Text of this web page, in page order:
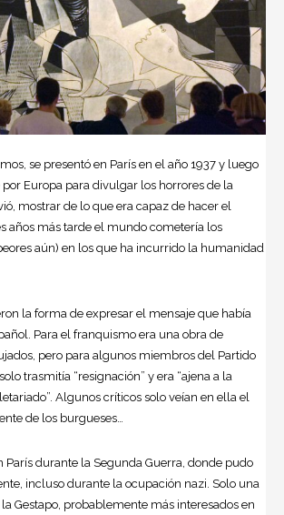
se presentó en París en el año 1937 y luego
Europa para divulgar los horrores de la
mostrar de lo que era capaz de hacer el
años más tarde el mundo cometería los
aún) en los que ha incurrido la humanidad
la forma de expresar el mensaje que había
Para el franquismo era una obra de
pero para algunos miembros del Partido
trasmitía “resignación” y era “ajena a la
Algunos críticos solo veían en ella el
de los burgueses…
París durante la Segunda Guerra, donde pudo
incluso durante la ocupación nazi. Solo una
Gestapo, probablemente más interesados en